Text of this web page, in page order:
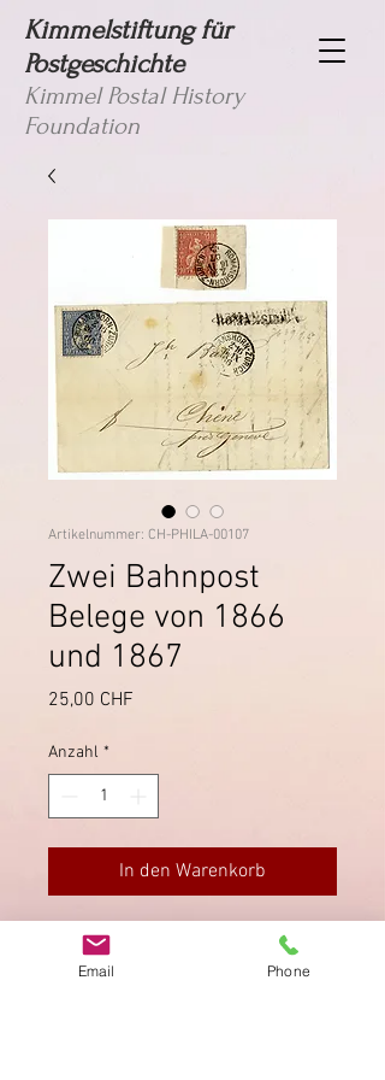
Kimmelstiftung für
Postgeschichte
Kimmel Postal History
Foundation
Artikelnummer: CH-PHILA-00107
Zwei Bahnpost
Belege von 1866
und 1867
25,00 CHF
Anzahl *
In den Warenkorb
Beide Belege wurden mit der
Bahnpost auf der Strecke
Email Phone